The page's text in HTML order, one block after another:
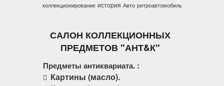
коллекционирование история Авто ретроавтомобиль
САЛОН КОЛЛЕКЦИОННЫХ
ПРЕДМЕТОВ "АНТ&К"
Предметы антиквариата. :
Картины (масло).